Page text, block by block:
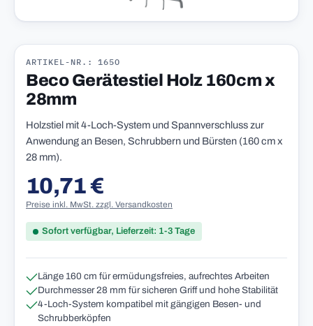
ARTIKEL-NR.: 165O
Beco Gerätestiel Holz 160cm x
28mm
Holzstiel mit 4-Loch-System und Spannverschluss zur
Anwendung an Besen, Schrubbern und Bürsten (160 cm x
28 mm).
Regulärer Preis:
10,71 €
Preise inkl. MwSt. zzgl. Versandkosten
Sofort verfügbar, Lieferzeit: 1-3 Tage
Länge 160 cm für ermüdungsfreies, aufrechtes Arbeiten
Durchmesser 28 mm für sicheren Griff und hohe Stabilität
4-Loch-System kompatibel mit gängigen Besen- und
Schrubberköpfen